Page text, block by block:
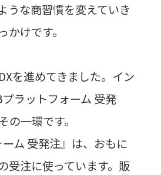
うな商習慣を変えていき
けです。
を進めてきました。イン
ラットフォーム 受発
の一環です。
ム 受発注』は、おもに
受注に使っています。販